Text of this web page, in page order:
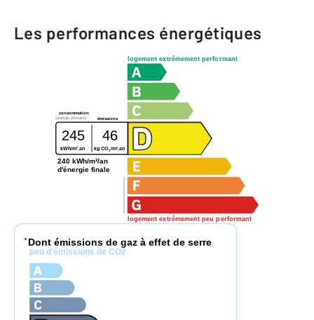
Les performances énergétiques
logement extrêmement performant
logement extrêmement peu performant
consommation
émissions
(énergie primaire)
245 46
kWh/m2.an kg CO2 /m2 .an
240 kWh/m²/an
d'énergie finale
* Dont émissions de gaz à effet de serre
peu d'émissions de CO2